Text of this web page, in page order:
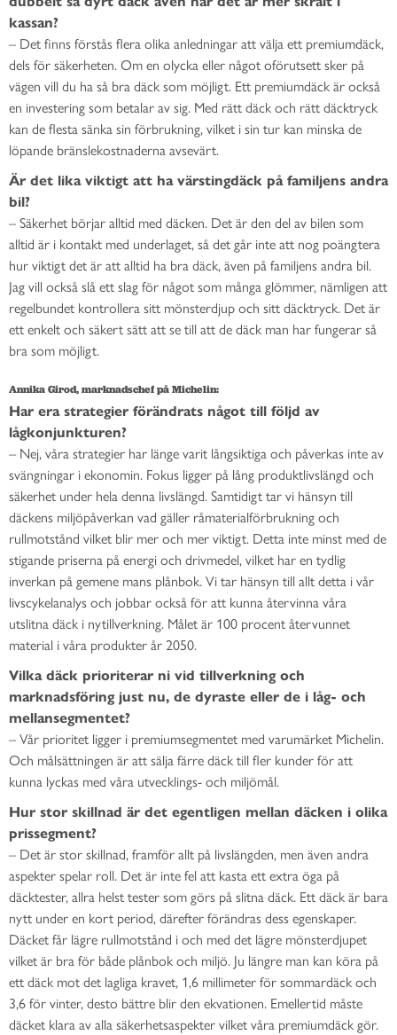
kassan?
– Det finns förstås flera olika anledningar att välja ett premiumdäck,
dels för säkerheten. Om en olycka eller något oförutsett sker på
vägen vill du ha så bra däck som möjligt. Ett premiumdäck är också
en investering som betalar av sig. Med rätt däck och rätt däcktryck
kan de flesta sänka sin förbrukning, vilket i sin tur kan minska de
löpande bränslekostnaderna avsevärt.
Är det lika viktigt att ha värstingdäck på familjens andra
bil?
– Säkerhet börjar alltid med däcken. Det är den del av bilen som
alltid är i kontakt med underlaget, så det går inte att nog poängtera
hur viktigt det är att alltid ha bra däck, även på familjens andra bil.
Jag vill också slå ett slag för något som många glömmer, nämligen att
regelbundet kontrollera sitt mönsterdjup och sitt däcktryck. Det är
ett enkelt och säkert sätt att se till att de däck man har fungerar så
bra som möjligt.
Annika Girod, marknadschef på Michelin:
Har era strategier förändrats något till följd av
lågkonjunkturen?
– Nej, våra strategier har länge varit långsiktiga och påverkas inte av
svängningar i ekonomin. Fokus ligger på lång produktlivslängd och
säkerhet under hela denna livslängd. Samtidigt tar vi hänsyn till
däckens miljöpåverkan vad gäller råmaterialförbrukning och
rullmotstånd vilket blir mer och mer viktigt. Detta inte minst med de
stigande priserna på energi och drivmedel, vilket har en tydlig
inverkan på gemene mans plånbok. Vi tar hänsyn till allt detta i vår
livscykelanalys och jobbar också för att kunna återvinna våra
utslitna däck i nytillverkning. Målet är 100 procent återvunnet
material i våra produkter år 2050.
Vilka däck prioriterar ni vid tillverkning och
marknadsföring just nu, de dyraste eller de i låg- och
mellansegmentet?
– Vår prioritet ligger i premiumsegmentet med varumärket Michelin.
Och målsättningen är att sälja färre däck till fler kunder för att
kunna lyckas med våra utvecklings- och miljömål.
Hur stor skillnad är det egentligen mellan däcken i olika
prissegment?
– Det är stor skillnad, framför allt på livslängden, men även andra
aspekter spelar roll. Det är inte fel att kasta ett extra öga på
däcktester, allra helst tester som görs på slitna däck. Ett däck är bara
nytt under en kort period, därefter förändras dess egenskaper.
Däcket får lägre rullmotstånd i och med det lägre mönsterdjupet
vilket är bra för både plånbok och miljö. Ju längre man kan köra på
ett däck mot det lagliga kravet, 1,6 millimeter för sommardäck och
3,6 för vinter, desto bättre blir den ekvationen. Emellertid måste
däcket klara av alla säkerhetsaspekter vilket våra premiumdäck gör.